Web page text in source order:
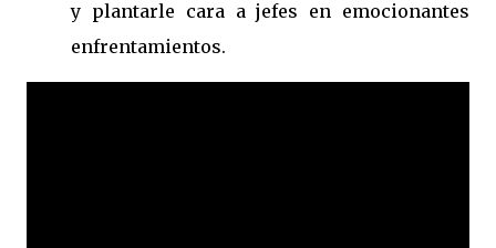
y plantarle cara a jefes en emocionantes
enfrentamientos.